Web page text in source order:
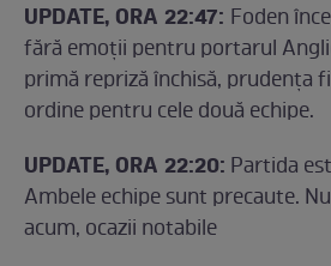
UPDATE, ORA 22:47: Foden
fără emoții pentru portarul
primă repriză închisă, prudența
ordine pentru cele două echipe.
UPDATE, ORA 22:20: Partida
Ambele echipe sunt precaute.
acum, ocazii notabile